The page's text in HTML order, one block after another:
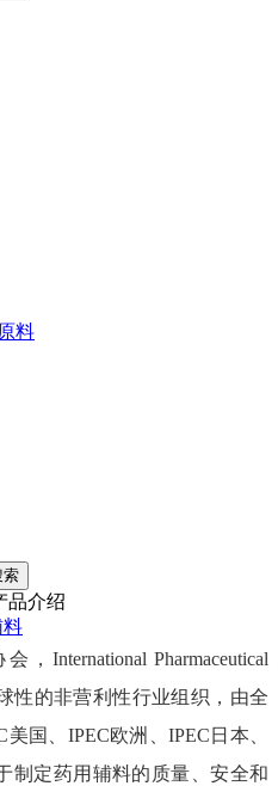
料
品介绍
料
International Pharmaceutical
性的非营利性行业组织，由全
国、IPEC欧洲、IPEC日本、
制定药用辅料的质量、安全和